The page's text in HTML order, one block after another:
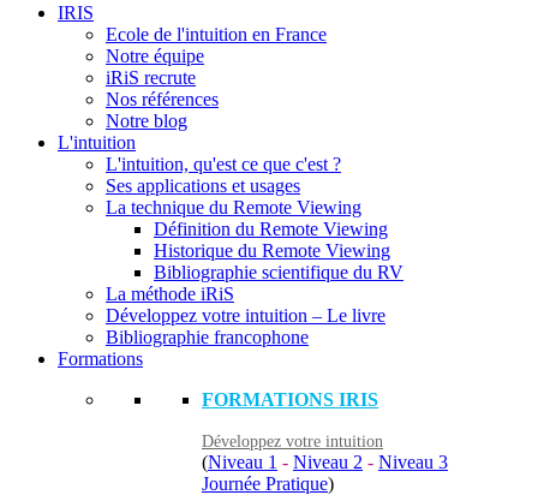
IRIS
Ecole de l'intuition en France
Notre équipe
iRiS recrute
Nos références
Notre blog
L'intuition
L'intuition, qu'est ce que c'est ?
Ses applications et usages
La technique du Remote Viewing
Définition du Remote Viewing
Historique du Remote Viewing
Bibliographie scientifique du RV
La méthode iRiS
Développez votre intuition – Le livre
Bibliographie francophone
Formations
FORMATIONS IRIS
Développez votre intuition
(Niveau 1 - Niveau 2 - Niveau 3
Journée Pratique)